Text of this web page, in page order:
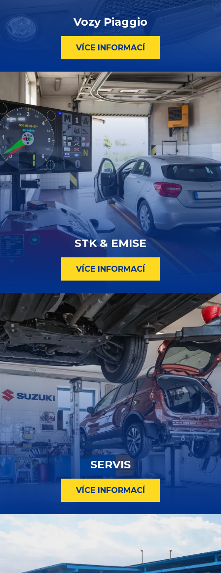
Vozy Piaggio
VÍCE INFORMACÍ
STK & EMISE
VÍCE INFORMACÍ
SERVIS
VÍCE INFORMACÍ